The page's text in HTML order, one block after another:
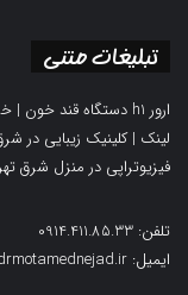
تبلیغات متنی
ارور h1 دستگاه قند خون |
لینک |کلینیک زیبایی در
فیزیوتراپی در منزل شرق
تلفن: 0914.411.85.33
ایمیل: info@drmotamednejad.ir